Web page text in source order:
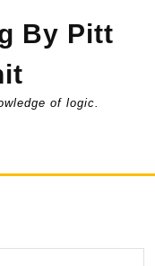
By Pitt
of logic.